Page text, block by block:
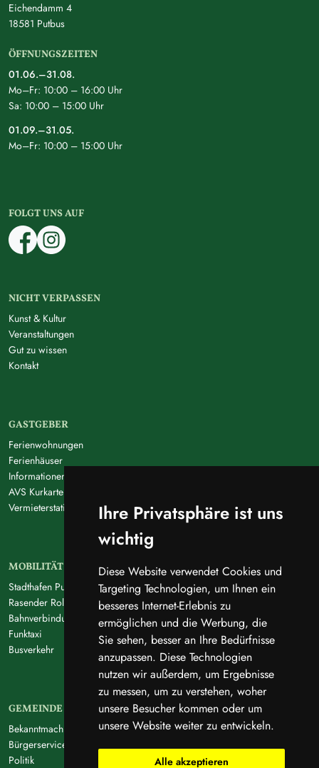
Ihre Privatsphäre ist uns
wichtig
Diese Website verwendet Cookies und
Targeting Technologien, um Ihnen ein
besseres Internet-Erlebnis zu
ermöglichen und die Werbung, die
Sie sehen, besser an Ihre Bedürfnisse
anzupassen. Diese Technologien
nutzen wir außerdem, um Ergebnisse
zu messen, um zu verstehen, woher
unsere Besucher kommen oder um
unsere Website weiter zu entwickeln.
Alle akzeptieren
Eichendamm 4
18581 Putbus
ÖFFNUNGSZEITEN
01.06.–31.08.
Mo–Fr: 10:00 – 16:00 Uhr
Sa: 10:00 – 15:00 Uhr
01.09.–31.05.
Mo–Fr: 10:00 – 15:00 Uhr
FOLGT UNS AUF
NICHT VERPASSEN
Kunst & Kultur
Veranstaltungen
Gut zu wissen
Kontakt
GASTGEBER
Ferienwohnungen
Ferienhäuser
Informationen zur Kurabgabe
AVS Kurkarte
Vermieterstatistik 2025
MOBILITÄT
Stadthafen Putbus
Rasender Roland
Bahnverbindung
Funktaxi
Busverkehr
GEMEINDE
Bekanntmachungen
Bürgerservice
Politik